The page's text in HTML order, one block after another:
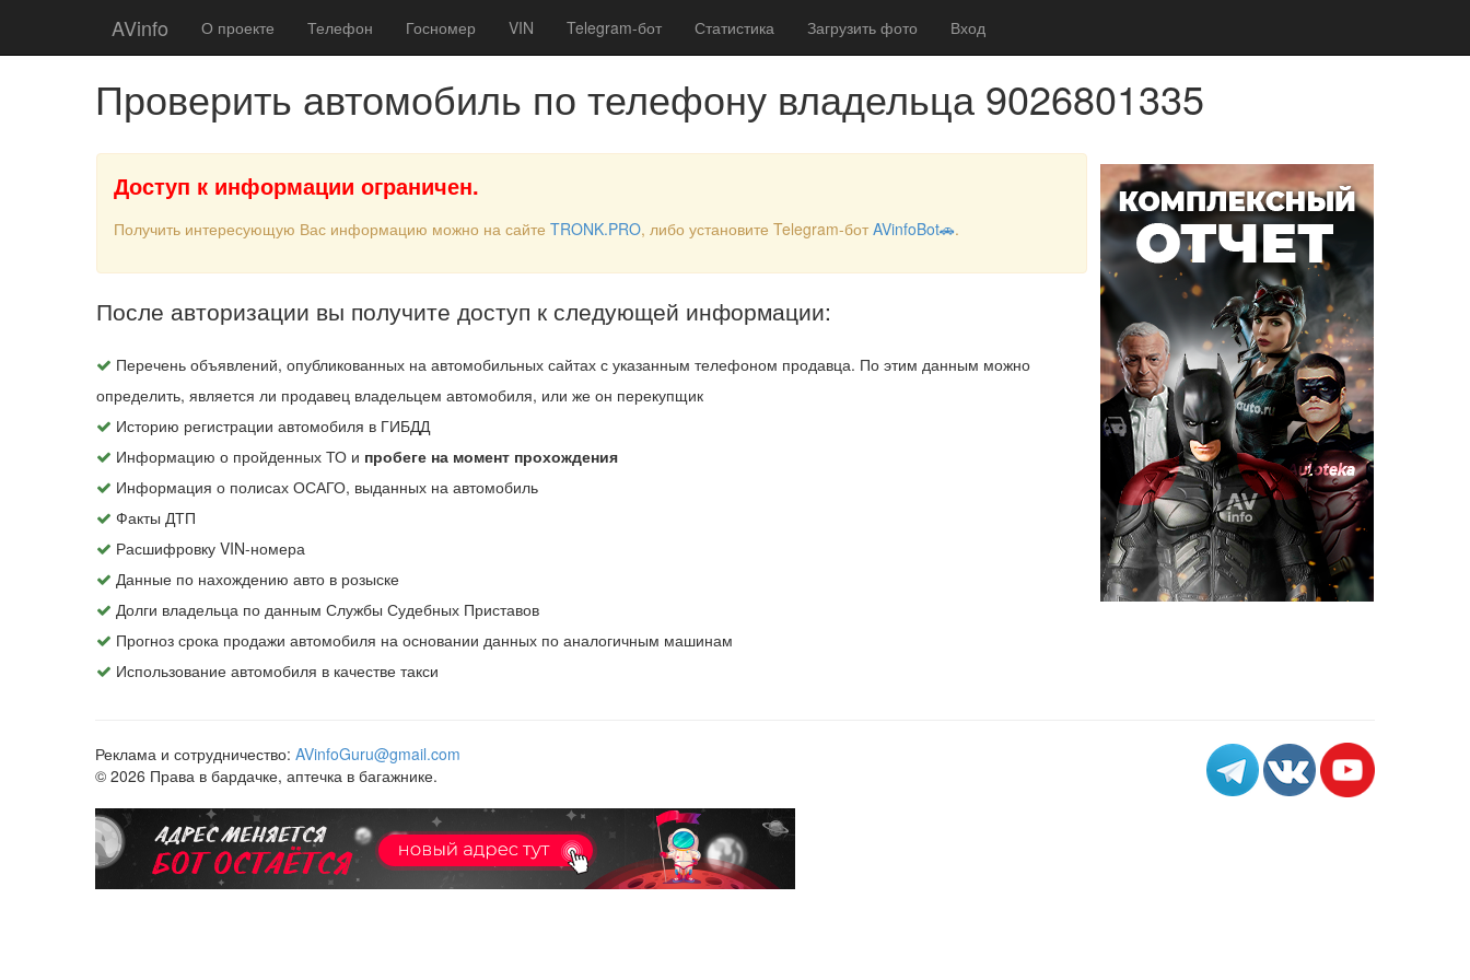
AVinfo О проекте Телефон Госномер VIN Telegram-бот Статистика Загрузить фото Вход
Проверить автомобиль по телефону владельца 9026801335
Доступ к информации ограничен.
Получить интересующую Вас информацию можно на сайте TRONK.PRO, либо установите Telegram-бот AVinfoBot🚗.
После авторизации вы получите доступ к следующей информации:
Перечень объявлений, опубликованных на автомобильных сайтах с указанным телефоном продавца. По этим данным можно
определить, является ли продавец владельцем автомобиля, или же он перекупщик
Историю регистрации автомобиля в ГИБДД
Информацию о пройденных ТО и пробеге на момент прохождения
Информация о полисах ОСАГО, выданных на автомобиль
Факты ДТП
Расшифровку VIN-номера
Данные по нахождению авто в розыске
Долги владельца по данным Службы Судебных Приставов
Прогноз срока продажи автомобиля на основании данных по аналогичным машинам
Использование автомобиля в качестве такси
Реклама и сотрудничество: AVinfoGuru@gmail.com
© 2026 Права в бардачке, аптечка в багажнике.